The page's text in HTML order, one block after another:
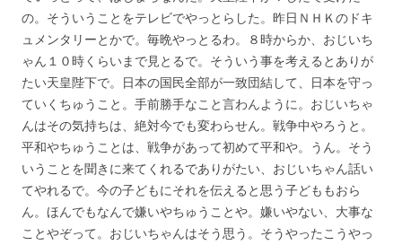
の。そういうことをテレビでやっとらした。昨日ＮＨＫのドキ
ュメンタリーとかで。毎晩やっとるわ。８時からか、おじいち
ゃん１０時くらいまで見とるで。そういう事を考えるとありが
たい天皇陛下で。日本の国民全部が一致団結して、日本を守っ
ていくちゅうこと。手前勝手なこと言わんように。おじいちゃ
んはその気持ちは、絶対今でも変わらせん。戦争中やろうと。
平和やちゅうことは、戦争があって初めて平和や。うん。そう
いうことを聞きに来てくれるでありがたい、おじいちゃん話い
てやれるで。今の子どもにそれを伝えると思う子どももおら
ん。ほんでもなんで嫌いやちゅうことや。嫌いやない、大事な
ことやぞって。おじいちゃんはそう思う。そうやったこうやっ